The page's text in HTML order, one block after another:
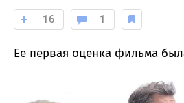
16 1
Ее первая оценка фильма